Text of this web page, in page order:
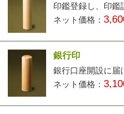
黒檀
印鑑登録し、印鑑
ネット価格：
銀行印
銀行口座開設に届
ネット価格：